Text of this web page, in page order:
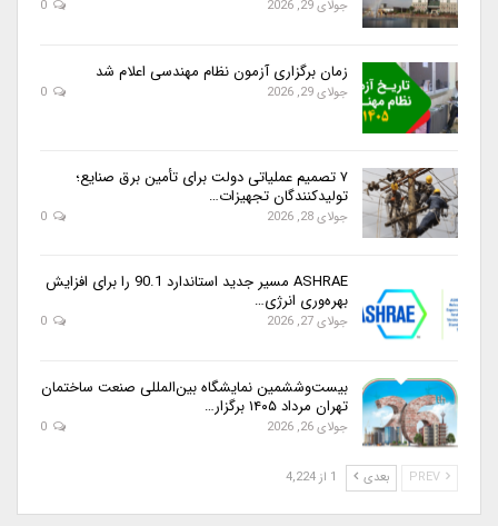
جولای 29, 2026
زمان برگزاری آزمون نظام مهندسی اعلام شد
جولای 29, 2026
۷ تصمیم عملیاتی دولت برای تأمین برق صنایع؛
تولیدکنندگان تجهیزات…
جولای 28, 2026
ASHRAE مسیر جدید استاندارد 90.1 را برای افزایش
بهره‌وری انرژی…
جولای 27, 2026
بیست‌وششمین نمایشگاه بین‌المللی صنعت ساختمان
تهران مرداد ۱۴۰۵ برگزار…
جولای 26, 2026
بعدی 1 از 4,224